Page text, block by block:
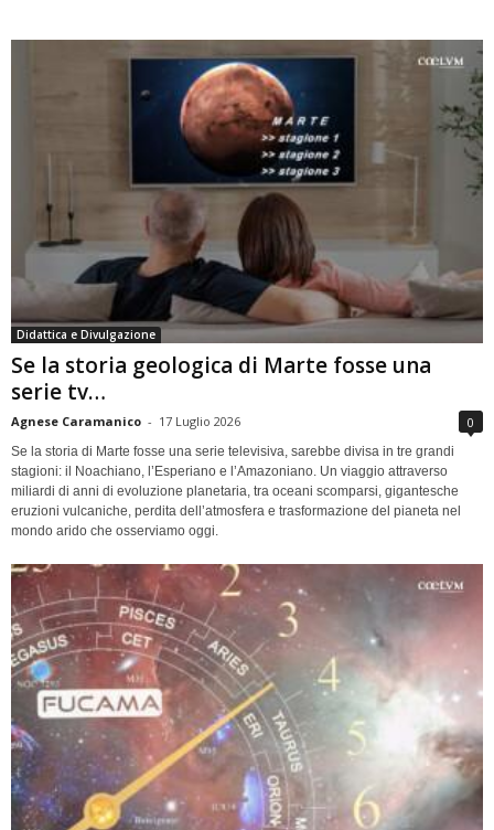
Didattica e Divulgazione
Se la storia geologica di Marte fosse una
serie tv…
Agnese Caramanico - 17 Luglio 2026 0
Se la storia di Marte fosse una serie televisiva, sarebbe divisa in tre grandi
stagioni: il Noachiano, l’Esperiano e l’Amazoniano. Un viaggio attraverso
miliardi di anni di evoluzione planetaria, tra oceani scomparsi, gigantesche
eruzioni vulcaniche, perdita dell’atmosfera e trasformazione del pianeta nel
mondo arido che osserviamo oggi.